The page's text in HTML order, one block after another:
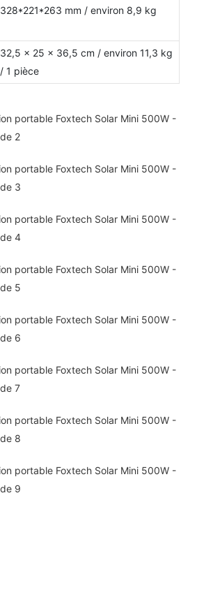
328*221*263 mm / environ 8,9 kg
32,5 x 25 x 36,5 cm / environ 11,3 kg
/ 1 pièce